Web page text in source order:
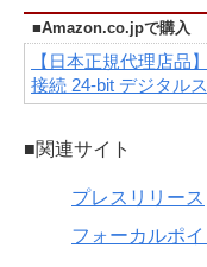
■Amazon.co.jpで購入
【日本正規代理店品
接続 24-bit デジタル
■関連サイト
プレスリリース
フォーカルポイ